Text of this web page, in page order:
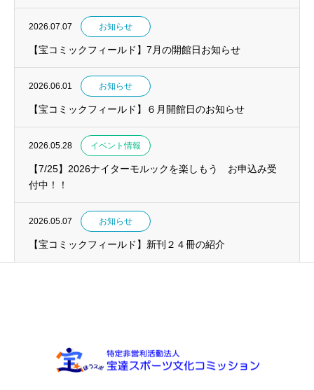
2026.07.07 お知らせ
【宝コミックフィールド】7月の開館日お知らせ
2026.06.01 お知らせ
【宝コミックフィールド】６月開館日のお知らせ
2026.05.28 イベント情報
【7/25】2026ナイターモルックを楽しもう お申込み受
付中！！
2026.05.07 お知らせ
【宝コミックフィールド】新刊２４冊の紹介